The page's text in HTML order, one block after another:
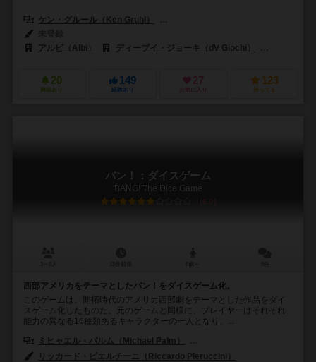
ケン・グルール（Ken Gruhl）
アルビ（Albi）
ディーブイ・ジョーキ（dV Giochi）
20
興味あり
149
経験あり
27
お気に入り
123
持ってる
バン！：ダイスゲーム
BANG! The Dice Game
6.0
西部アメリカをテーマとしたバン！をダイスゲーム化。
このゲームは、開拓時代のアメリカ西部劇をテーマとした作品をダイ
スゲーム化したものだ。元のゲームと同様に、プレイヤーはそれぞれ
能力の異なる16種類あるキャラクターの一人となり、...
ミヒャエル・パルム（Michael Palm）
リッカード・ピエルチーニ（Riccardo Pieruccini）